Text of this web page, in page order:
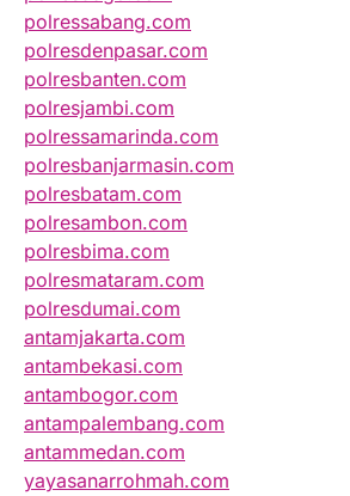
polressabang.com
polresdenpasar.com
polresbanten.com
polresjambi.com
polressamarinda.com
polresbanjarmasin.com
polresbatam.com
polresambon.com
polresbima.com
polresmataram.com
polresdumai.com
antamjakarta.com
antambekasi.com
antambogor.com
antampalembang.com
antammedan.com
yayasanarrohmah.com